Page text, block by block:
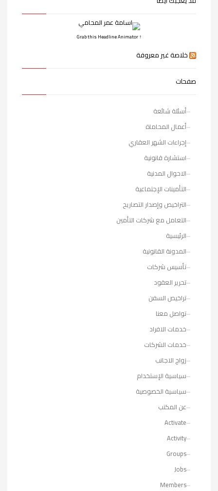
↑ Grab this Headline Animator
خلاصة غير معروفة
صفحات
أسئلة شائعة
أعمال المحاماة
إجراءات الشهر العقاري
استشارة قانونية
الاحوال المدنية
التأمينات الإجتماعية
التراخيص وإصدار التصاريح
التعامل مع شركات التأمين
الرئيسية
المدونة القانونية
تأسيس شركات
تحرير العقود
تراخيص السفن
تواصل معنا
خدمات الافراد
خدمات الشركات
زواج الاجانب
سياسية الإستخدام
سياسية الخصوصية
عن المكتب
Activate
Activity
Groups
Jobs
Members